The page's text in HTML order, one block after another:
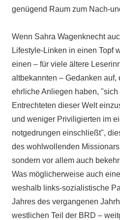
genügend Raum zum Nach-
Wenn Sahra Wagenknecht
Lifestyle-Linken in einen Topf
einen – für viele ältere
altbekannten – Gedanken
ehrliche Anliegen haben, "sich
Entrechteten dieser Welt
und weniger Priviligierten im
notgedrungen einschließt",
des wohlwollenden
sondern vor allem auch
Was möglicherweise auch
weshalb links-sozialistische
Jahres des vergangenen
westlichen Teil der BRD –